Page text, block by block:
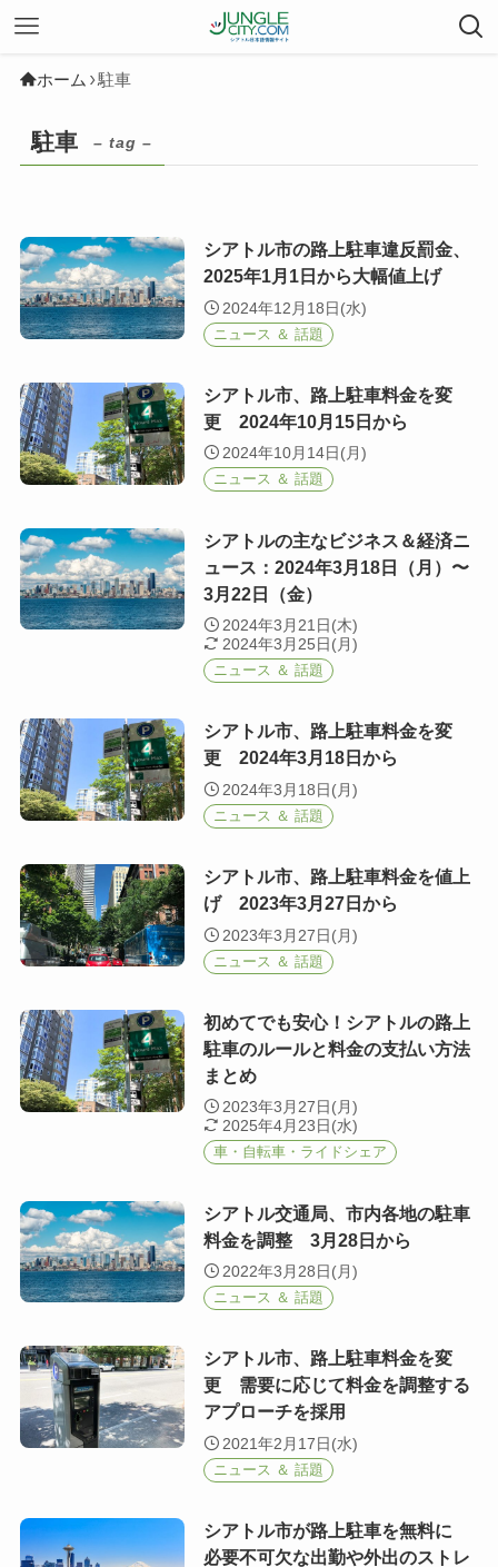
ホーム 駐車
駐車 – tag –
シアトル市の路上駐車違反罰金、
2025年1月1日から大幅値上げ
2024年12月18日(水)
ニュース ＆ 話題
シアトル市、路上駐車料金を変
更 2024年10月15日から
2024年10月14日(月)
ニュース ＆ 話題
シアトルの主なビジネス＆経済ニ
ュース：2024年3月18日（月）〜
3月22日（金）
2024年3月21日(木)
2024年3月25日(月)
ニュース ＆ 話題
シアトル市、路上駐車料金を変
更 2024年3月18日から
2024年3月18日(月)
ニュース ＆ 話題
シアトル市、路上駐車料金を値上
げ 2023年3月27日から
2023年3月27日(月)
ニュース ＆ 話題
初めてでも安心！シアトルの路上
駐車のルールと料金の支払い方法
まとめ
2023年3月27日(月)
2025年4月23日(水)
車・自転車・ライドシェア
シアトル交通局、市内各地の駐車
料金を調整 3月28日から
2022年3月28日(月)
ニュース ＆ 話題
シアトル市、路上駐車料金を変
更 需要に応じて料金を調整する
アプローチを採用
2021年2月17日(水)
ニュース ＆ 話題
シアトル市が路上駐車を無料に
必要不可欠な出勤や外出のストレ